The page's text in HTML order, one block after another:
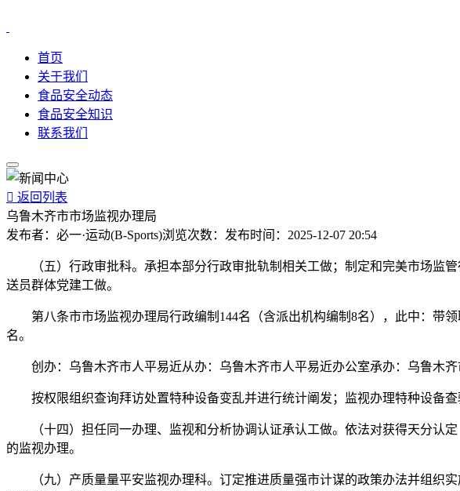
首页
关于我们
食品安全动态
食品安全知识
联系我们
 返回列表
乌鲁木齐市市场监视办理局
发布者： 必一·运动(B-Sports)浏览次数： 发布时间： 2025-12-07 20:54
（五）行政审批科。承担本部分行政审批轨制相关工做；制定和完美市场监管
送员群体党建工做。
第八条市市场监视办理局行政编制144名（含派出机构编制8名），此中：带领
名。
创办：乌鲁木齐市人平易近从办：乌鲁木齐市人平易近办公室承办：乌鲁木齐
按权限组织查询拜访处置特种设备变乱并进行统计阐发；监视办理特种设备查
（十四）担任同一办理、监视和分析协调认证承认工做。依法对获得天分认定
的监视办理。
（九）产质量量平安监视办理科。订定推进质量强市计谋的政策办法并组织实